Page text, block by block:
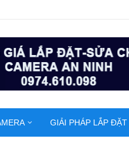
GIẢI PHÁP LẮP ĐẶT